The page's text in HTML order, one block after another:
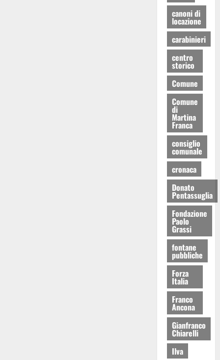
canoni di
locazione
carabinieri
centro
storico
Comune
Comune
di
Martina
Franca
consiglio
comunale
cronaca
Donato
Pentassuglia
Fondazione
Paolo
Grassi
fontane
pubbliche
Forza
Italia
Franco
Ancona
Gianfranco
Chiarelli
Ilva